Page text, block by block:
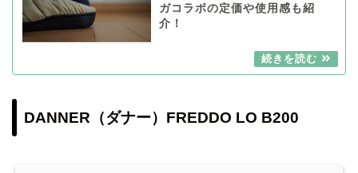
ガコラボの定価や使用感も紹
介！
DANNER（ダナー）FREDDO LO B200